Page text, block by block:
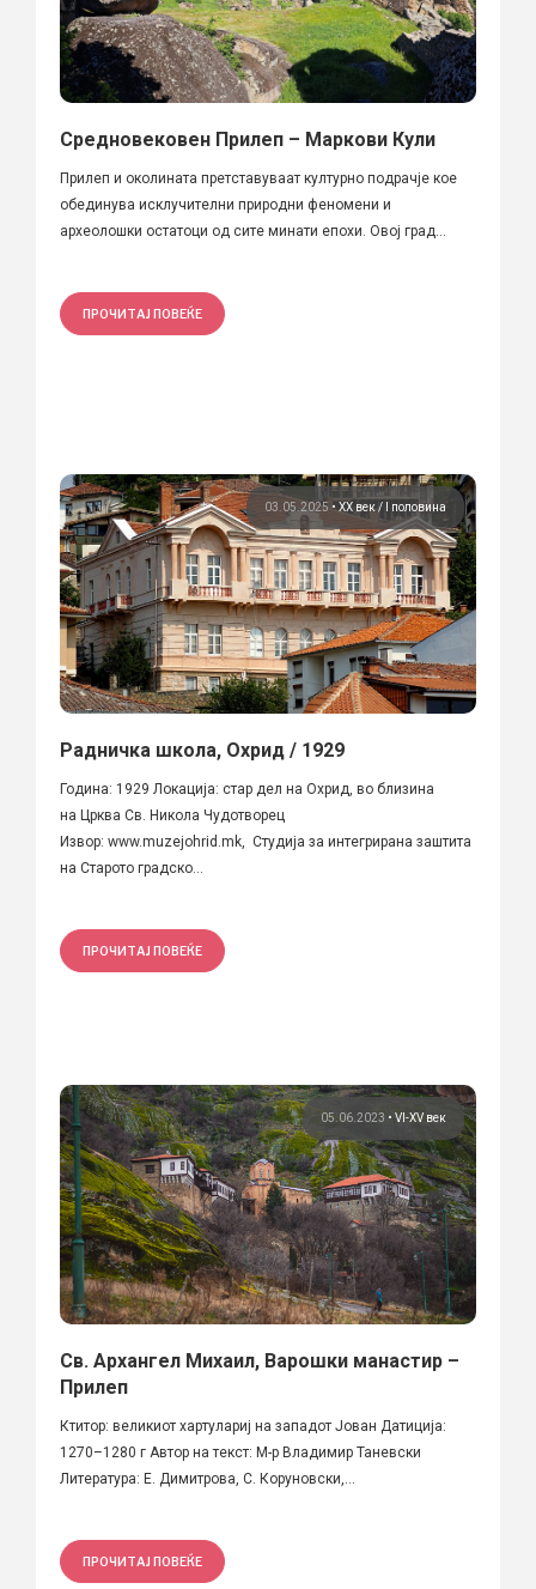
Средновековен Прилеп – Маркови Кули
Прилеп и околината претставуваат културно подрачје кое
обединува исклучителни природни феномени и
археолошки остатоци од сите минати епохи. Овој град...
ПРОЧИТАЈ ПОВЕЌЕ
03.05.2025 •ХХ век / I половина
Радничка школа, Охрид / 1929
Година: 1929 Локација: стар дел на Охрид, во близина
на Црква Св. Никола Чудотворец
Извор: www.muzejohrid.mk, Студија за интегрирана заштита
на Старото градско...
ПРОЧИТАЈ ПОВЕЌЕ
05.06.2023 • VI-XV век
Св. Архангел Михаил, Варошки манастир –
Прилеп
Ктитор: великиот хартулариј на западот Јован Датиција:
1270–1280 г Автор на текст: М-р Владимир Таневски
Литература: Е. Димитрова, С. Коруновски,...
ПРОЧИТАЈ ПОВЕЌЕ